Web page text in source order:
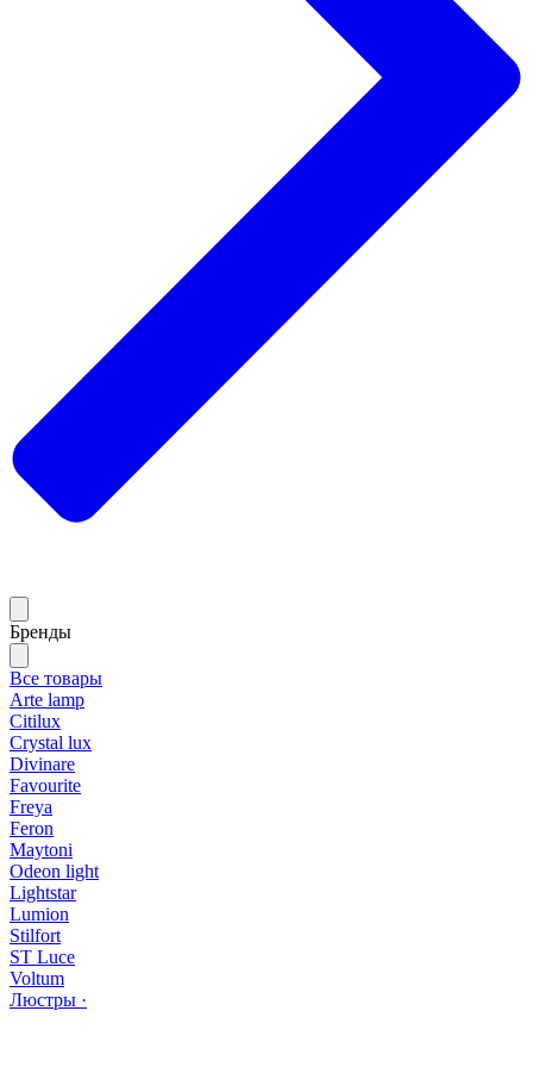
Бренды
Все товары
Arte lamp
Citilux
Crystal lux
Divinare
Favourite
Freya
Feron
Maytoni
Odeon light
Lightstar
Lumion
Stilfort
ST Luce
Voltum
Люстры ·